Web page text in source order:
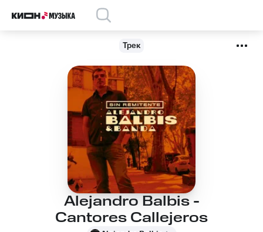
Трек
Alejandro Balbis -
Cantores Callejeros